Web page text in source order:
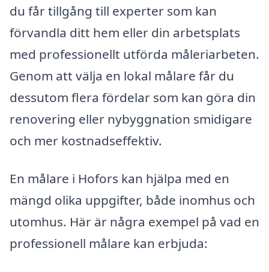
du får tillgång till experter som kan
förvandla ditt hem eller din arbetsplats
med professionellt utförda måleriarbeten.
Genom att välja en lokal målare får du
dessutom flera fördelar som kan göra din
renovering eller nybyggnation smidigare
och mer kostnadseffektiv.
En målare i Hofors kan hjälpa med en
mängd olika uppgifter, både inomhus och
utomhus. Här är några exempel på vad en
professionell målare kan erbjuda: